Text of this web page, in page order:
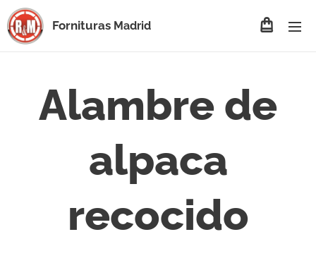
Fornituras Madrid
Alambre de
alpaca
recocido